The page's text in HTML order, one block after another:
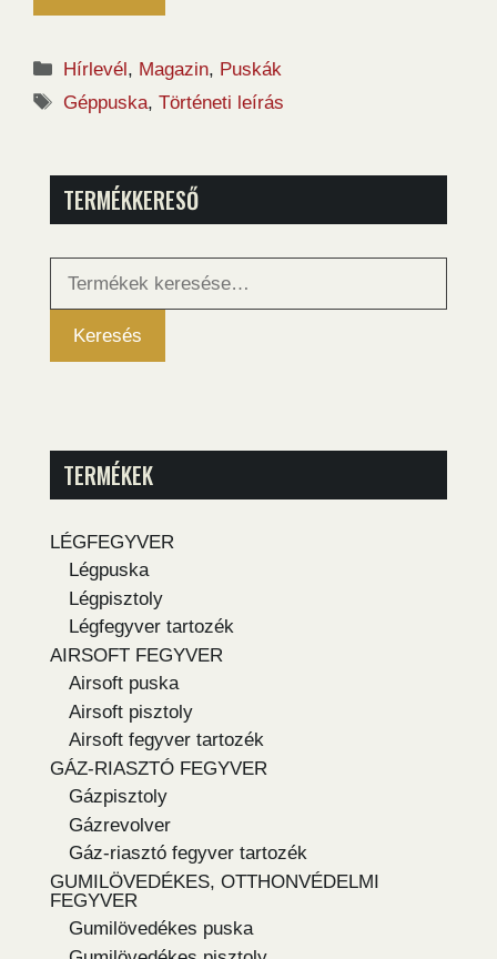
Kategória
Hírlevél, Magazin, Puskák
Címkék
Géppuska,Történeti leírás
TERMÉKKERESŐ
Keresés
Keresés
TERMÉKEK
LÉGFEGYVER
Légpuska
Légpisztoly
Légfegyver tartozék
AIRSOFT FEGYVER
Airsoft puska
Airsoft pisztoly
Airsoft fegyver tartozék
GÁZ-RIASZTÓ FEGYVER
Gázpisztoly
Gázrevolver
Gáz-riasztó fegyver tartozék
GUMILÖVEDÉKES, OTTHONVÉDELMI
FEGYVER
Gumilövedékes puska